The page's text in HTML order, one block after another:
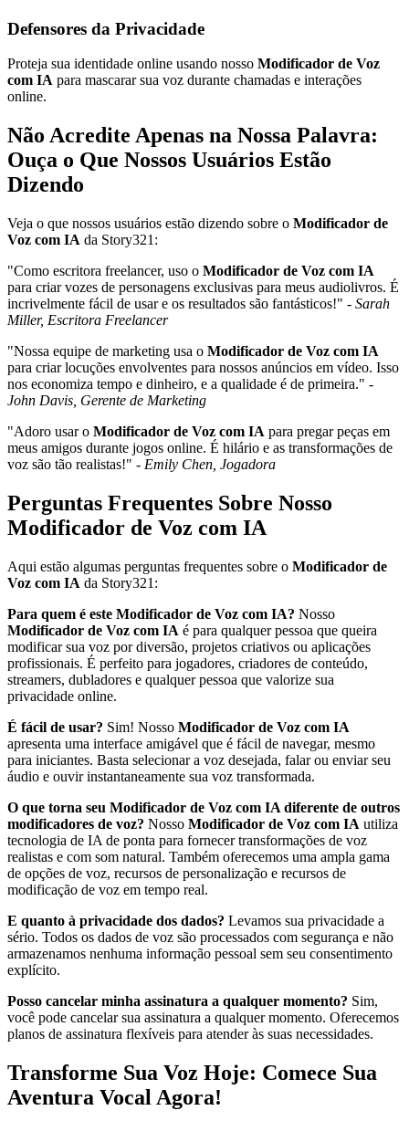
Defensores da Privacidade
Proteja sua identidade online usando nosso Modificador de Voz
com IA para mascarar sua voz durante chamadas e interações
online.
Não Acredite Apenas na Nossa Palavra:
Ouça o Que Nossos Usuários Estão
Dizendo
Veja o que nossos usuários estão dizendo sobre o Modificador de
Voz com IA da Story321:
"Como escritora freelancer, uso o Modificador de Voz com IA
para criar vozes de personagens exclusivas para meus audiolivros. É
incrivelmente fácil de usar e os resultados são fantásticos!" - Sarah
Miller, Escritora Freelancer
"Nossa equipe de marketing usa o Modificador de Voz com IA
para criar locuções envolventes para nossos anúncios em vídeo. Isso
nos economiza tempo e dinheiro, e a qualidade é de primeira." -
John Davis, Gerente de Marketing
"Adoro usar o Modificador de Voz com IA para pregar peças em
meus amigos durante jogos online. É hilário e as transformações de
voz são tão realistas!" - Emily Chen, Jogadora
Perguntas Frequentes Sobre Nosso
Modificador de Voz com IA
Aqui estão algumas perguntas frequentes sobre o Modificador de
Voz com IA da Story321:
Para quem é este Modificador de Voz com IA? Nosso
Modificador de Voz com IA é para qualquer pessoa que queira
modificar sua voz por diversão, projetos criativos ou aplicações
profissionais. É perfeito para jogadores, criadores de conteúdo,
streamers, dubladores e qualquer pessoa que valorize sua
privacidade online.
É fácil de usar? Sim! Nosso Modificador de Voz com IA
apresenta uma interface amigável que é fácil de navegar, mesmo
para iniciantes. Basta selecionar a voz desejada, falar ou enviar seu
áudio e ouvir instantaneamente sua voz transformada.
O que torna seu Modificador de Voz com IA diferente de outros
modificadores de voz? Nosso Modificador de Voz com IA utiliza
tecnologia de IA de ponta para fornecer transformações de voz
realistas e com som natural. Também oferecemos uma ampla gama
de opções de voz, recursos de personalização e recursos de
modificação de voz em tempo real.
E quanto à privacidade dos dados? Levamos sua privacidade a
sério. Todos os dados de voz são processados com segurança e não
armazenamos nenhuma informação pessoal sem seu consentimento
explícito.
Posso cancelar minha assinatura a qualquer momento? Sim,
você pode cancelar sua assinatura a qualquer momento. Oferecemos
planos de assinatura flexíveis para atender às suas necessidades.
Transforme Sua Voz Hoje: Comece Sua
Aventura Vocal Agora!